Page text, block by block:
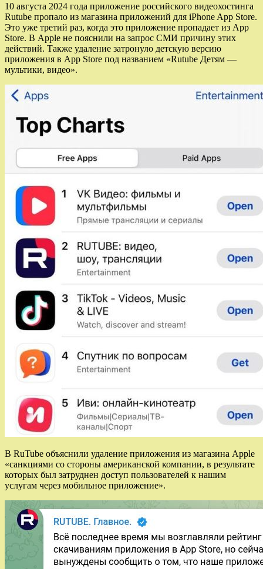
10 августа 2024 года приложение российского видеохостинга
Rutube пропало из магазина приложений для iPhone App Store.
Это уже третий раз, когда это приложение пропадает из App
Store. В Apple не пояснили на запрос СМИ причину этих
действий. Также удаление затронуло детскую версию
приложения в App Store под названием «Rutube Детям —
мультики, видео».
В RuTube объяснили удаление приложения из магазина Apple
«санкциями со стороны американской компании, в результате
которых был затруднен доступ пользователей к нашим
услугам через мобильное приложение».